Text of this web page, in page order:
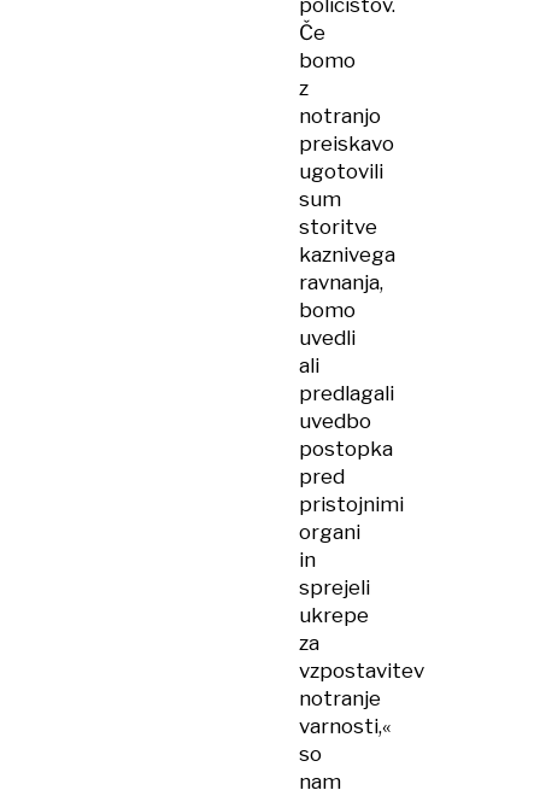
policistov.
Če
bomo
z
notranjo
preiskavo
ugotovili
sum
storitve
kaznivega
ravnanja,
bomo
uvedli
ali
predlagali
uvedbo
postopka
pred
pristojnimi
organi
in
sprejeli
ukrepe
za
vzpostavitev
notranje
varnosti,«
so
nam